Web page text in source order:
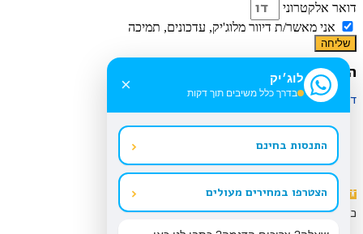
דואר אלקטרוני
אני מאשר/ת דיוור מלוג'יק, עדכונים, תמיכה
שליחה
הודעה נשלחת..
דילוג לתוכן
פתח
נגישות
כלי נגישות
לוג׳יק
בדרך כלל משיבים תוך דקות ×
התנסות בחינם ‹
הצטרפו במחירים מעולים ‹